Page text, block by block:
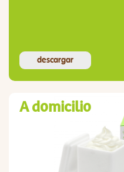
descargar
A domicilio